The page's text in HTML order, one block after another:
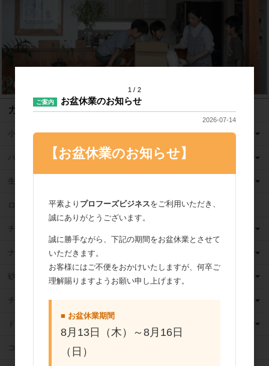
カテゴリ
小麦粉
バター
生クリーム
ロングライフ牛乳
チーズ
ナッツ
砂糖
チョコレート
ドライフルーツ
1 2
ご案内 お盆休業のお知らせ
2026-07-14
【お盆休業のお知らせ】
平素より プロフーズビジネスをご利用いただき、
誠にありがとうございます。
誠に勝手ながら、下記の期間をお盆休業とさせて
いただきます。
お客様にはご不便をおかけいたしますが、何卒ご
理解賜りますようお願い申し上げます。
■ お盆休業期間
8月13日（木）～8月16日
（日）